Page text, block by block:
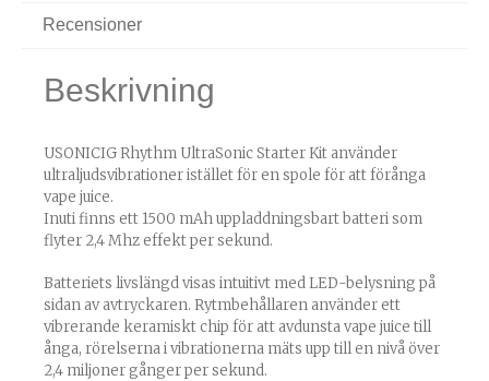
Recensioner
Beskrivning
USONICIG Rhythm UltraSonic Starter Kit använder
ultraljudsvibrationer istället för en spole för att förånga
vape juice.
Inuti finns ett 1500 mAh uppladdningsbart batteri som
flyter 2,4 Mhz effekt per sekund.
Batteriets livslängd visas intuitivt med LED-belysning på
sidan av avtryckaren. Rytmbehållaren använder ett
vibrerande keramiskt chip för att avdunsta vape juice till
ånga, rörelserna i vibrationerna mäts upp till en nivå över
2,4 miljoner gånger per sekund.